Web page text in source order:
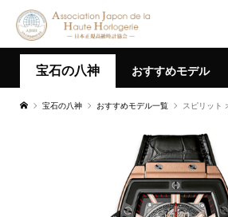
宝石の八神 おすすめモデル
宝石の八神 おすすめモデル一覧 スピリット